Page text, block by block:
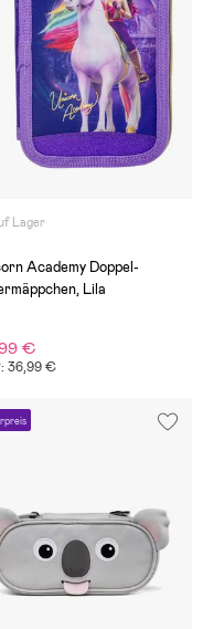
Lager
Academy Doppel-
Lila
€
36,99 €